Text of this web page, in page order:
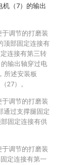
机（7）的输出
调节的打磨装
顶部固定连接有
连接有第三转
输出轴穿过电
所述安装板
27）。
调节的打磨装
通过支撑腿固定
固定连接有供
调节的打磨装
定连接有第一